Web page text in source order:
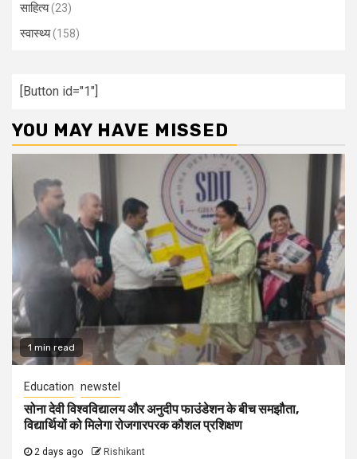
साहित्य(23)
स्वास्थ्य(158)
[Button id="1"]
YOU MAY HAVE MISSED
1 min read
Education newstel
सोना देवी विश्वविद्यालय और अनुदीप फाउंडेशन के बीच समझौता,
विद्यार्थियों को मिलेगा रोजगारपरक कौशल प्रशिक्षण
2 days ago Rishikant